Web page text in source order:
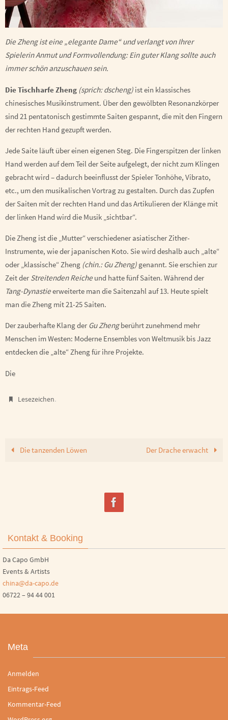
Die Zheng ist eine „elegante Dame“ und verlangt von Ihrer
Spielerin Anmut und Formvollendung: Ein guter Klang sollte auch
immer schön anzuschauen sein.
Die Tischharfe Zheng (sprich: dscheng) ist ein klassisches
chinesisches Musikinstrument. Über den gewölbten Resonanzkörper
sind 21 pentatonisch gestimmte Saiten gespannt, die mit den Fingern
der rechten Hand gezupft werden.
Jede Saite läuft über einen eigenen Steg. Die Fingerspitzen der linken
Hand werden auf dem Teil der Seite aufgelegt, der nicht zum Klingen
gebracht wird – dadurch beeinflusst der Spieler Tonhöhe, Vibrato,
etc., um den musikalischen Vortrag zu gestalten. Durch das Zupfen
der Saiten mit der rechten Hand und das Artikulieren der Klänge mit
der linken Hand wird die Musik „sichtbar“.
Die Zheng ist die „Mutter“ verschiedener asiatischer Zither-
Instrumente, wie der japanischen Koto. Sie wird deshalb auch „alte“
oder „klassische“ Zheng (chin.: Gu Zheng) genannt. Sie erschien zur
Zeit der Streitenden Reicheund hatte fünf Saiten. Während der
Tang-Dynastieerweiterte man die Saitenzahl auf 13. Heute spielt
man die Zheng mit 21-25 Saiten.
Der zauberhafte Klang der Gu Zhengberührt zunehmend mehr
Menschen im Westen: Moderne Ensembles von Weltmusik bis Jazz
entdecken die „alte“ Zheng für ihre Projekte.
Die
Lesezeichen.
Die tanzenden Löwen Der Drache erwacht
Kontakt & Booking
Da Capo GmbH
Events & Artists
china@da-capo.de
06722 – 94 44 001
Meta
Anmelden
Eintrags-Feed
Kommentar-Feed